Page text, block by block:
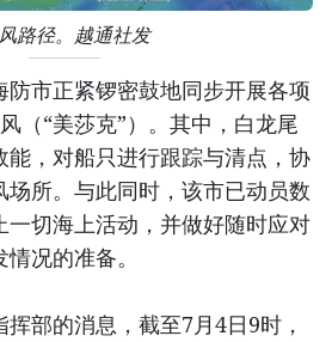
路径。越通社发
市正紧锣密鼓地同步开展各项
（“美莎克”）。其中，白龙尾
能，对船只进行跟踪与清点，协
所。与此同时，该市已动员数
一切海上活动，并做好随时应对
况的准备。
部的消息，截至7月4日9时，